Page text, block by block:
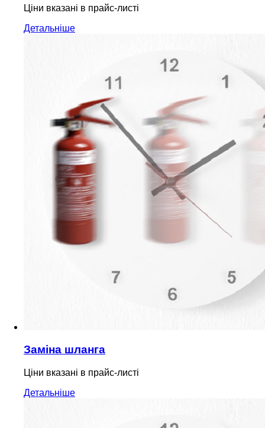
Ціни вказані в прайс-листі
Детальніше
Заміна шланга
Ціни вказані в прайс-листі
Детальніше